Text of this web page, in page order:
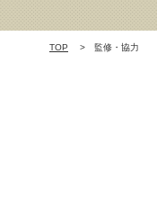
TOP 監修・協力